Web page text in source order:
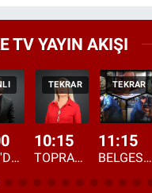
TV YAYIN AKIŞI
ÜLKE'DE BU SABAH
TEKRAR
10:15
TOPRAKTAN SOFRAYA
TEKRAR
11:15
BELGESEL: "ÜLKE'NİN ALIN TERİ"